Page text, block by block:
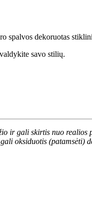
spalvos dekoruotas
savo stilių.
ir gali skirtis nuo
oksiduotis (patamsėti)